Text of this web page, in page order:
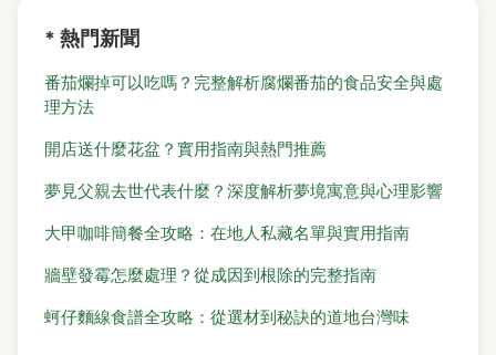
* 熱門新聞
番茄爛掉可以吃嗎？完整解析腐爛番茄的食品安全與處
理方法
開店送什麼花盆？實用指南與熱門推薦
夢見父親去世代表什麼？深度解析夢境寓意與心理影響
大甲咖啡簡餐全攻略：在地人私藏名單與實用指南
牆壁發霉怎麼處理？從成因到根除的完整指南
蚵仔麵線食譜全攻略：從選材到秘訣的道地台灣味